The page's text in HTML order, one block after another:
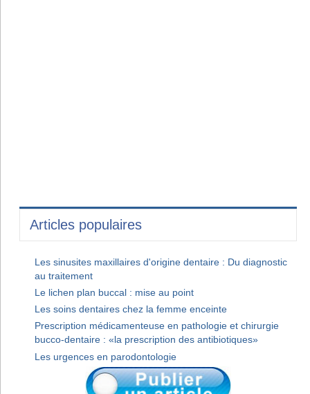
Articles populaires
Les sinusites maxillaires d'origine dentaire : Du diagnostic
au traitement
Le lichen plan buccal : mise au point
Les soins dentaires chez la femme enceinte
Prescription médicamenteuse en pathologie et chirurgie
bucco-dentaire : «la prescription des antibiotiques»
Les urgences en parodontologie